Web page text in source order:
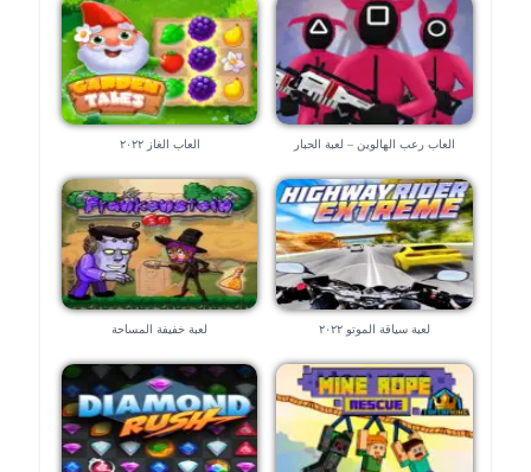
العاب رعب الهالوين – لعبة الحبار العاب الغاز ٢٠٢٢
لعبة سياقة الموتو ٢٠٢٢ لعبة خفيفة المساحة